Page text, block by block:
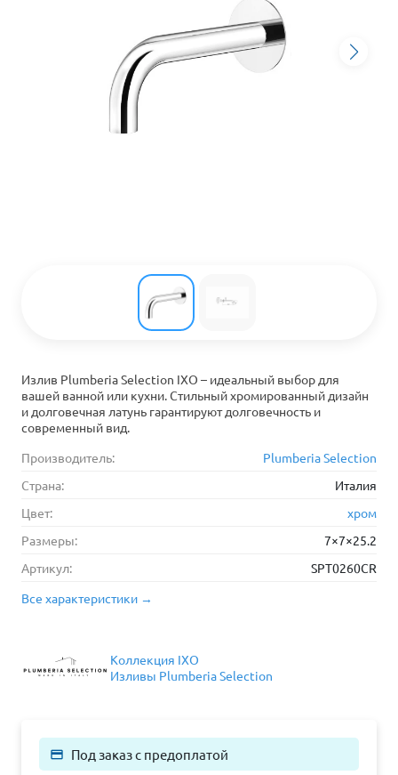
Излив Plumberia Selection IXO – идеальный выбор для
вашей ванной или кухни. Стильный хромированный дизайн
и долговечная латунь гарантируют долговечность и
современный вид.
Производитель:
Plumberia Selection
Страна:
Италия
Цвет:
хром
Размеры:
7×7×25.2
Артикул:
SPT0260CR
Все характеристики →
Коллекция IXO
Изливы Plumberia Selection
payment Под заказ с предоплатой